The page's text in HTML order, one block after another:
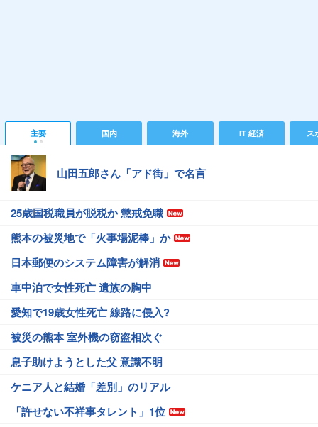
主要 国内 海外 IT 経済 ス
山田五郎さん「アド街」で名言
25歳国税職員が脱税か 懲戒免職
熊本の被災地で「火事場泥棒」か
日本郵便のシステム障害が解消
車中泊で女性死亡 遺族の胸中
愛知で19歳女性死亡 線路に侵入?
被災の熊本 室外機の窃盗相次ぐ
息子助けようとした父 意識不明
ケニア人と結婚「差別」のリアル
「許せない不祥事タレント」1位